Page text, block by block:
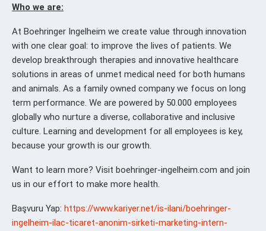
Who we are:
At Boehringer Ingelheim we create value through innovation
with one clear goal: to improve the lives of patients. We
develop breakthrough therapies and innovative healthcare
solutions in areas of unmet medical need for both humans
and animals. As a family owned company we focus on long
term performance. We are powered by 50.000 employees
globally who nurture a diverse, collaborative and inclusive
culture. Learning and development for all employees is key,
because your growth is our growth.
Want to learn more? Visit boehringer-ingelheim.com and join
us in our effort to make more health.
Başvuru Yap: https://www.kariyer.net/is-ilani/boehringer-
ingelheim-ilac-ticaret-anonim-sirketi-marketing-intern-